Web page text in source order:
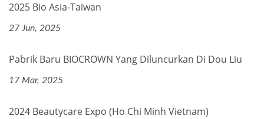
2025 Bio Asia-Taiwan
27 Jun, 2025
Pabrik Baru BIOCROWN Yang Diluncurkan Di Dou Liu
17 Mar, 2025
2024 Beautycare Expo (Ho Chi Minh Vietnam)